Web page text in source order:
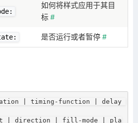
如何将样式应用于其目
标#
是否运行或者暂停#
| timing-function | delay